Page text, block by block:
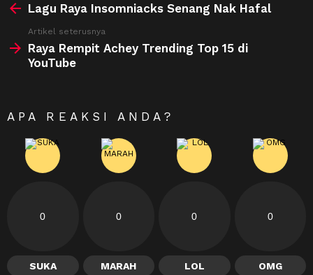
moreLagu Raya Insomniacks Senang Nak Hafal
Artikel seterusnya
Raya Rempit Achey Trending Top 15 di
YouTube
APA REAKSI ANDA?
0
SUKA
0
MARAH
0
LOL
0
OMG